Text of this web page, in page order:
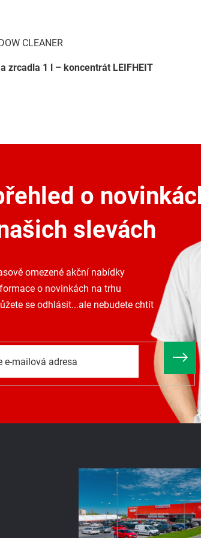
CLEANER
zrcadla 1 l – koncentrát LEIFHEIT
o
slevách
omezené akční nabídky
o novinkách na trhu
se odhlásit...ale nebudete chtít